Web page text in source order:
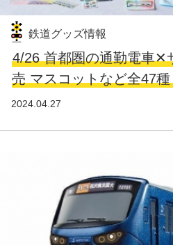
鉄道グッズ情報
4/26 首都圏の通勤電車✕
売 マスコットなど全47種
2024.04.27